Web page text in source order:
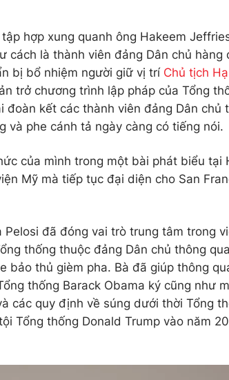
Tư vấn
hợp xung quanh ông Hakeem
cách là thành viên đảng Dân chủ hàng
bị bổ nhiệm người giữ vị trí Chủ tịch
trở chương trình lập pháp của Tổng
kết các thành viên đảng Dân chủ
và phe cánh tả ngày càng có tiếng nói.
của mình trong một bài phát biểu tại
Mỹ mà tiếp tục đại diện cho San
đã đóng vai trò trung tâm trong
thống thuộc đảng Dân chủ thông
bảo thủ gièm pha. Bà đã giúp thông
thống Barack Obama ký cũng như
các quy định về súng dưới thời Tổng
Tổng thống Donald Trump vào năm